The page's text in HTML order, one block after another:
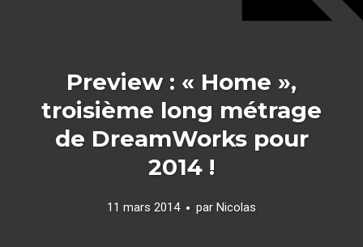
Preview : « Home »,
troisième long métrage
de DreamWorks pour
2014 !
11 mars 2014 par Nicolas